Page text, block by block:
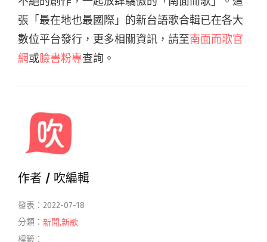
張「最在地也最國際」的新台語歌合輯已在各大
數位平台發行， 更多相關資訊，請至南面而歌官
網或臉書粉專查詢。
作者 / 吹編輯
發表：2022-07-18
分類： 新聞,新歌
標籤：